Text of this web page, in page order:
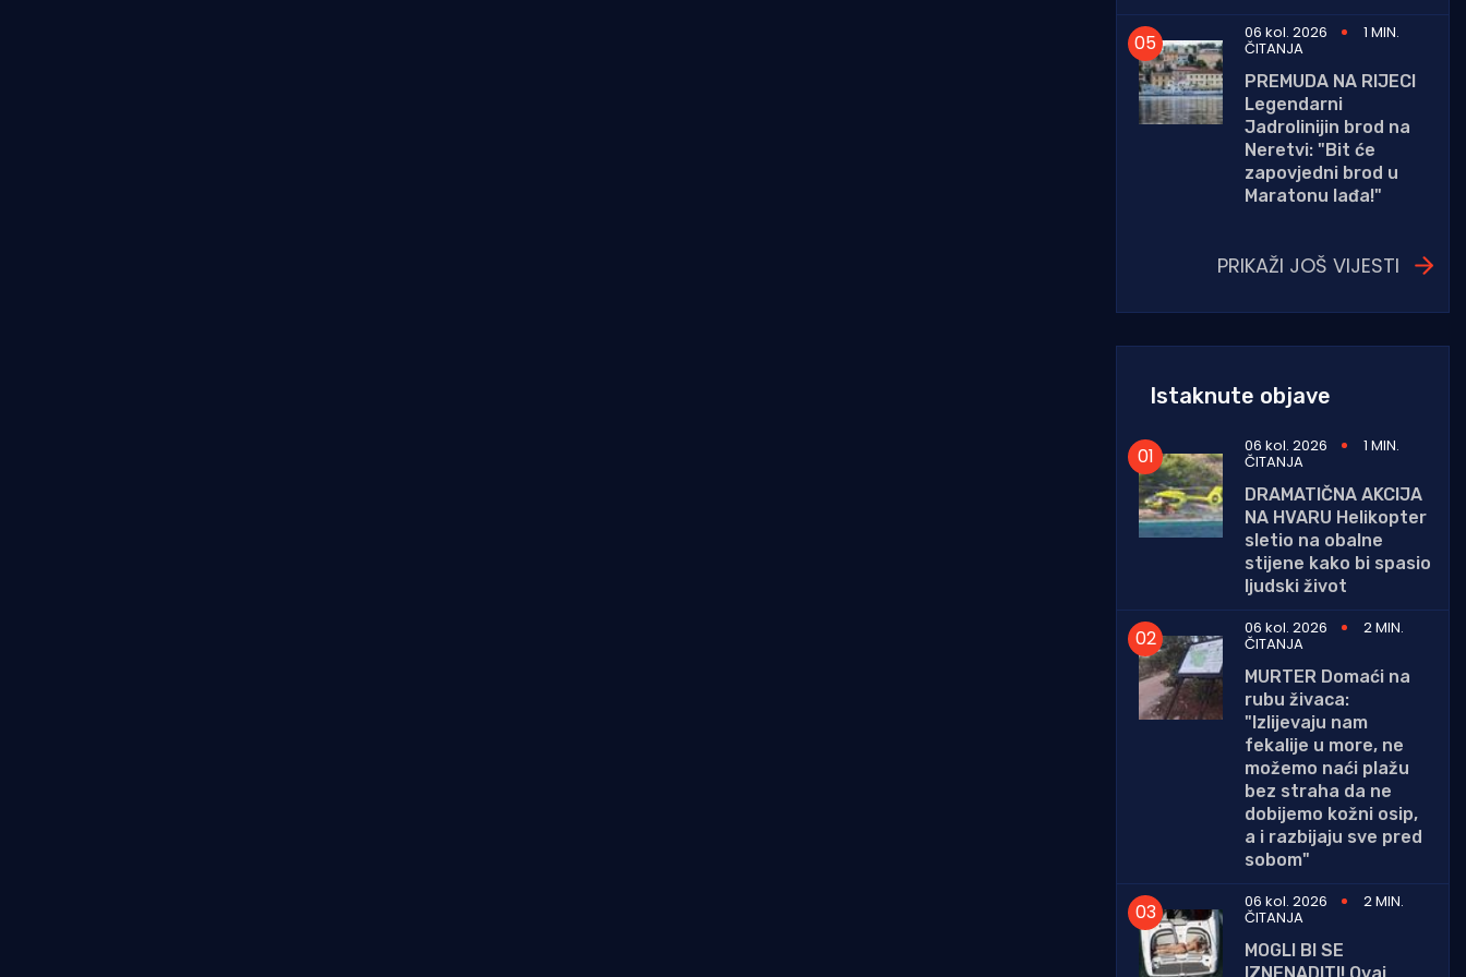
06 kol. 2026
1 MIN.
ČITANJA
PREMUDA NA RIJECI
Legendarni
Jadrolinijin brod na
Neretvi: "Bit će
zapovjedni brod u
Maratonu lađa!"
PRIKAŽI JOŠ VIJESTI
Istaknute objave
06 kol. 2026 1 MIN.
ČITANJA
DRAMATIČNA AKCIJA
NA HVARU Helikopter
sletio na obalne
stijene kako bi spasio
ljudski život
06 kol. 2026
2 MIN.
ČITANJA
MURTER Domaći na
rubu živaca:
"Izlijevaju nam
fekalije u more, ne
možemo naći plažu
bez straha da ne
dobijemo kožni osip,
a i razbijaju sve pred
sobom"
06 kol. 2026
2 MIN.
ČITANJA
MOGLI BI SE
IZNENADITI! Ovaj